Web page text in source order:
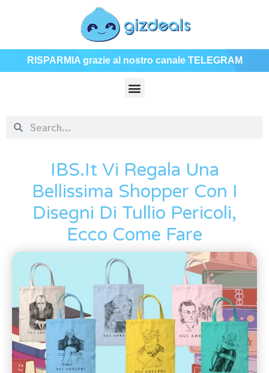
RISPARMIA grazie al nostro canale TELEGRAM
IBS.it Vi Regala Una
Bellissima Shopper Con I
Disegni Di Tullio Pericoli,
Ecco Come Fare